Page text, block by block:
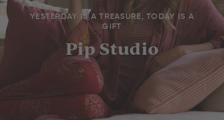
YESTERDAY IS A TREASURE, TODAY IS A
GIFT
Pip Studio